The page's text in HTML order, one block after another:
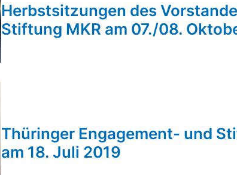
Herbstsitzungen des
Stiftung MKR am 07./08.
Thüringer Engagement- und
am 18. Juli 2019